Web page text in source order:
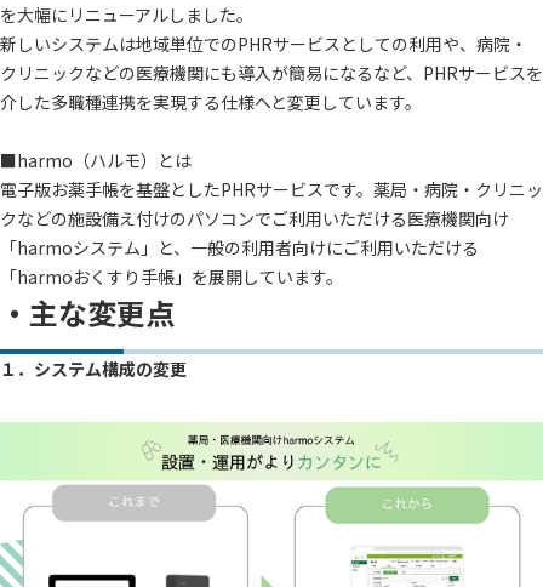
を大幅にリニューアルしました。
新しいシステムは地域単位でのPHRサービスとしての利用や、病院・
クリニックなどの医療機関にも導入が簡易になるなど、PHRサービスを
介した多職種連携を実現する仕様へと変更しています。
■harmo（ハルモ）とは
電子版お薬手帳を基盤としたPHRサービスです。薬局・病院・クリニッ
クなどの施設備え付けのパソコンでご利用いただける医療機関向け
「harmoシステム」と、一般の利用者向けにご利用いただける
「harmoおくすり手帳」を展開しています。
・主な変更点
１．システム構成の変更